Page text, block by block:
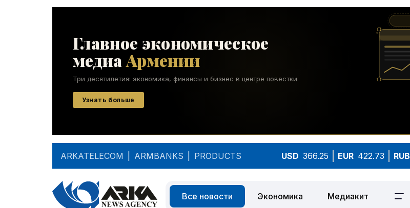
ARKATELECOM ARMBANKS PRODUCTS USD 366.25 EUR 422.73 RUB
Все новости Экономика Медиакит